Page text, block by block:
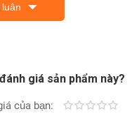
Nguồn điện hiện tại
Chipset hàng đầu được
ở tần số giảm xuống
giá sản phẩm này?
của bạn: Rất tốt
Trung
Fair
Kém